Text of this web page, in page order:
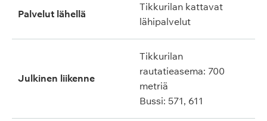
Palvelut lähellä
Tikkurilan kattavat
lähipalvelut
Julkinen liikenne
Tikkurilan
rautatieasema: 700
metriä
Bussi: 571, 611